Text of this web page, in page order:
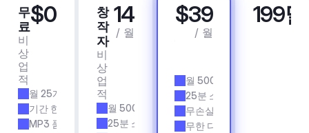
무
료
비
상
업
적
$0
월 25개 트랙
기간 한정
MP3 품질
창
작
자
비
상
업
적
14
/ 월
월 500개 트랙
25분 소요 시간
프
로
$39
/ 월
월 500개 트랙
25분 소요 시간
무손실 품질
무한 다운로드
비
즈
199